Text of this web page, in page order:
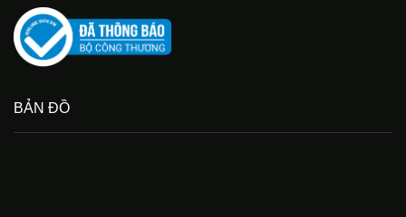
BẢN ĐỒ